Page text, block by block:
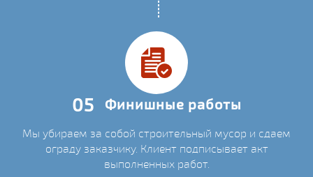
05 Финишные работы
Мы убираем за собой строительный мусор и сдаем
ограду заказчику. Клиент подписывает акт
выполненных работ.